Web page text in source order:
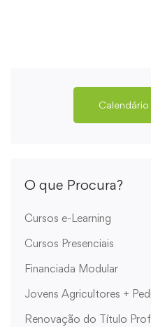
O que Procura?
Cursos e-Learning
Cursos Presenciais
Financiada Modular
Jovens Agricultores +
Renovação do Título